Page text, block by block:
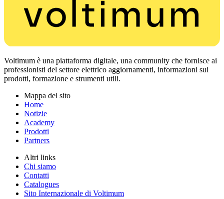
Voltimum è una piattaforma digitale, una community che fornisce ai
professionisti del settore elettrico aggiornamenti, informazioni sui
prodotti, formazione e strumenti utili.
Mappa del sito
Home
Notizie
Academy
Prodotti
Partners
Altri links
Chi siamo
Contatti
Catalogues
Sito Internazionale di Voltimum